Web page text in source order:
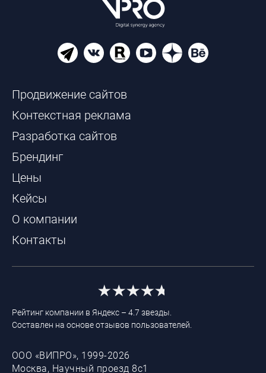
Продвижение сайтов
Контекстная реклама
Разработка сайтов
Брендинг
Цены
Кейсы
О компании
Контакты
ООО «ВИПРО», 1999-2026
Москва, Научный проезд 8с1
Рейтинг компании в Яндекс – 4.7 звезды.
Составлен на основе отзывов пользователей.